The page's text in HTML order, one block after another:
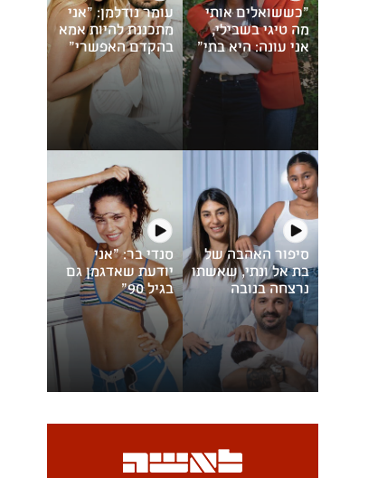
"כששואלים אותי
מה טיגי בשבילי,
אני עונה: היא בתי"
עומר נודלמן: "אני
מתכננת להיות אמא
בהקדם האפשרי"
סיפור האהבה של
בת אל ונתי, שאשתו
נרצחה בנובה
סנדי בר: "אני
יודעת שאדגמן גם
בגיל 90"